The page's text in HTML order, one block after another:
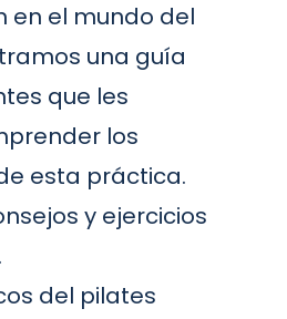
en el mundo del
una guía
que les
los
esta práctica.
y ejercicios
del pilates